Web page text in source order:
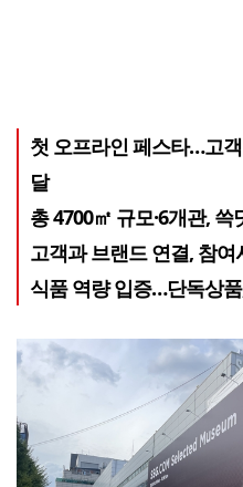
첫 오프라인 페스타…고
달
총 4700㎡ 규모·6개관,
고객과 브랜드 연결, 참여
식품 역량 입증…단독상